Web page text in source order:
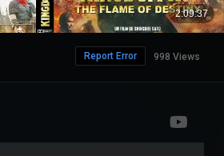
998 Views
Report Error